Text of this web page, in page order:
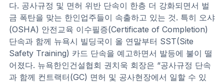
다. 공사규정 및 면허 위반 단속이 한층 더 강화되면서 벌
금 폭탄을 맞는 한인업주들이 속출하고 있는 것. 특히 오샤
(OSHA) 안전교육 이수필증(Certificate of Completion)
단속과 함께 뉴욕시 빌딩국이 올 연말부터 SST(Site
Safety Training) 카드 단속을 예고하면서 발등에 불이 떨
어졌다. 뉴욕한인건설협회 권치욱 회장은 “공사규정 단속
과 함께 컨트랙터(GC) 면허 및 공사현장에서 일할 수 있